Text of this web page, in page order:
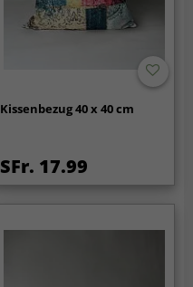
Kissenbezug 40 x 40 cm
SFr. 17.99